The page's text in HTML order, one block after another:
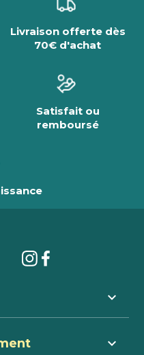
Livraison offerte dès
70€ d'achat
Satisfait ou
remboursé
keyboard_arrow_down
keyboard_arrow_down